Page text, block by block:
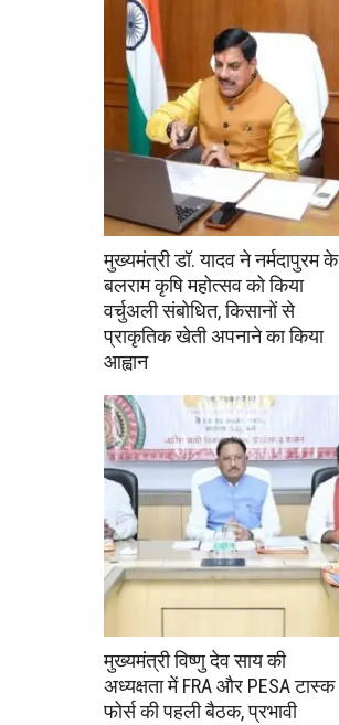
मुख्यमंत्री डॉ. यादव ने नर्मदापुरम के
बलराम कृषि महोत्सव को किया
वर्चुअली संबोधित, किसानों से
प्राकृतिक खेती अपनाने का किया
आह्वान
मुख्यमंत्री विष्णु देव साय की
अध्यक्षता में FRA और PESA टास्क
फोर्स की पहली बैठक, प्रभावी